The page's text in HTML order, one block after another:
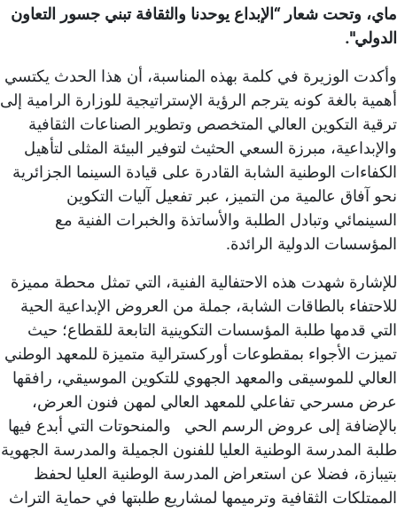
ماي، وتحت شعار “الإبداع يوحدنا والثقافة تبني جسور التعاون
الدولي".
وأكدت الوزيرة في كلمة بهذه المناسبة، أن هذا الحدث يكتسي
أهمية بالغة كونه يترجم الرؤية الإستراتيجية للوزارة الرامية إلى
ترقية التكوين العالي المتخصص وتطوير الصناعات الثقافية
والإبداعية، مبرزة السعي الحثيث لتوفير البيئة المثلى لتأهيل
الكفاءات الوطنية الشابة القادرة على قيادة السينما الجزائرية
نحو آفاق عالمية من التميز، عبر تفعيل آليات التكوين
السينمائي وتبادل الطلبة والأساتذة والخبرات الفنية مع
المؤسسات الدولية الرائدة.
للإشارة شهدت هذه الاحتفالية الفنية، التي تمثل محطة مميزة
للاحتفاء بالطاقات الشابة، جملة من العروض الإبداعية الحية
التي قدمها طلبة المؤسسات التكوينية التابعة للقطاع؛ حيث
تميزت الأجواء بمقطوعات أوركسترالية متميزة للمعهد الوطني
العالي للموسيقى والمعهد الجهوي للتكوين الموسيقي، رافقها
عرض مسرحي تفاعلي للمعهد العالي لمهن فنون العرض،
بالإضافة إلى عروض الرسم الحي والمنحوتات التي أبدع فيها
طلبة المدرسة الوطنية العليا للفنون الجميلة والمدرسة الجهوية
بتيبازة، فضلا عن استعراض المدرسة الوطنية العليا لحفظ
الممتلكات الثقافية وترميمها لمشاريع طلبتها في حماية التراث